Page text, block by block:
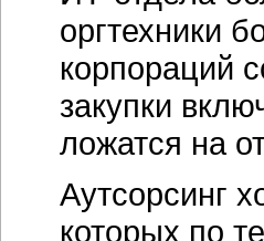
оргтехники
корпораций
закупки
ложатся на
Аутсорсинг
которых по